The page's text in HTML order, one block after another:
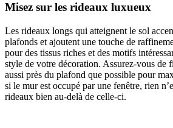
Misez sur les rideaux luxueux
Les rideaux longs qui atteignent le sol
plafonds et ajoutent une touche de
pour des tissus riches et des motifs
style de votre décoration. Assurez-vous de
aussi près du plafond que possible pour
si le mur est occupé par une fenêtre, rien
rideaux bien au-delà de celle-ci.